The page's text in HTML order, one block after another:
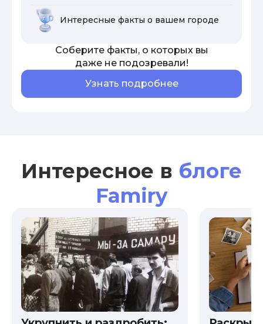
Интересные факты о вашем городе
Соберите факты, о которых вы
даже не подозревали!
Узнать подробнее
Интересное в блоге
Famiry